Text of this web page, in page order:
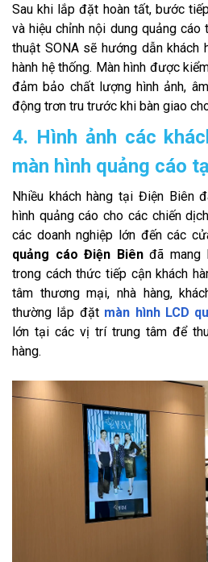
Sau khi lắp đặt hoàn tất, bước
và hiệu chỉnh nội dung quảng
thuật SONA sẽ hướng dẫn khách
hành hệ thống. Màn hình được
đảm bảo chất lượng hình ảnh,
động trơn tru trước khi bàn giao
4. Hình ảnh các
màn hình quảng cáo
Nhiều khách hàng tại Điện Biên
hình quảng cáo cho các chiến
các doanh nghiệp lớn đến các
quảng cáo Điện Biênđã mang
trong cách thức tiếp cận khách
tâm thương mại, nhà hàng,
thường lắp đặt màn hình LCD
lớn tại các vị trí trung tâm để
hàng.